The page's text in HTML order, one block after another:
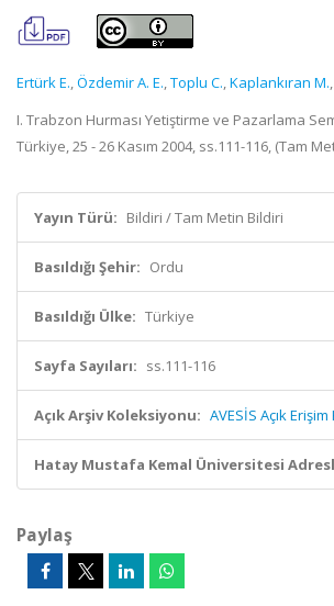
Ertürk E.,Özdemir A. E.,Toplu C.,Kaplankıran M.,
I. Trabzon Hurması Yetiştirme ve Pazarlama
Türkiye, 25 - 26 Kasım 2004, ss.111-116, (Tam
Yayın Türü: Bildiri / Tam Metin Bildiri
Basıldığı Şehir: Ordu
Basıldığı Ülke: Türkiye
Sayfa Sayıları: ss.111-116
Açık Arşiv Koleksiyonu: AVESİS Açık
Hatay Mustafa Kemal Üniversitesi
Paylaş